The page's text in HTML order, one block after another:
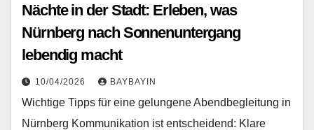
Nächte in der Stadt: Erleben, was
Nürnberg nach Sonnenuntergang
lebendig macht
10/04/2026 BAYBAYIN
Wichtige Tipps für eine gelungene Abendbegleitung in
Nürnberg Kommunikation ist entscheidend: Klare